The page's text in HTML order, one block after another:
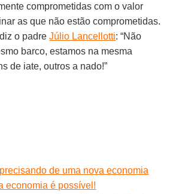
comprometidas com o valor
as que não estão comprometidas.
o padreJúlio Lancellotti: “Não
barco, estamos na mesma
de iate, outros a nado!”
de uma nova economia
economia é possível!